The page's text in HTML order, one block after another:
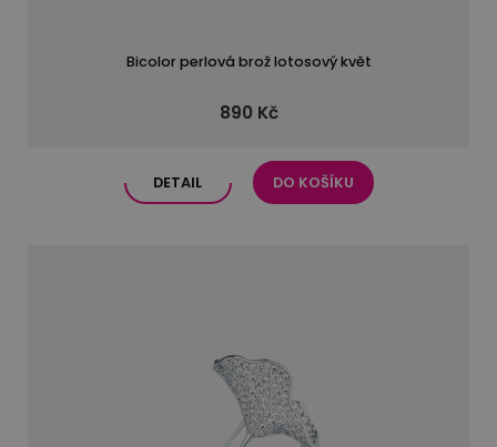
Bicolor perlová brož lotosový květ
890 Kč
DETAIL DO KOŠÍKU